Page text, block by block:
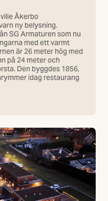
Åkerbo
ny belysning.
SG Armaturen som nu
med ett varmt
är 26 meter hög med
på 24 meter och
Den byggdes 1856,
idag restaurang